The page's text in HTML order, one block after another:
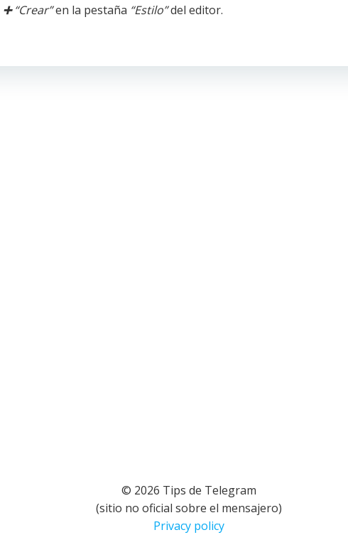
➕ “Crear”en la pestaña “Estilo”del editor.
© 2026 Tips de Telegram
(sitio no oficial sobre el mensajero)
Privacy policy